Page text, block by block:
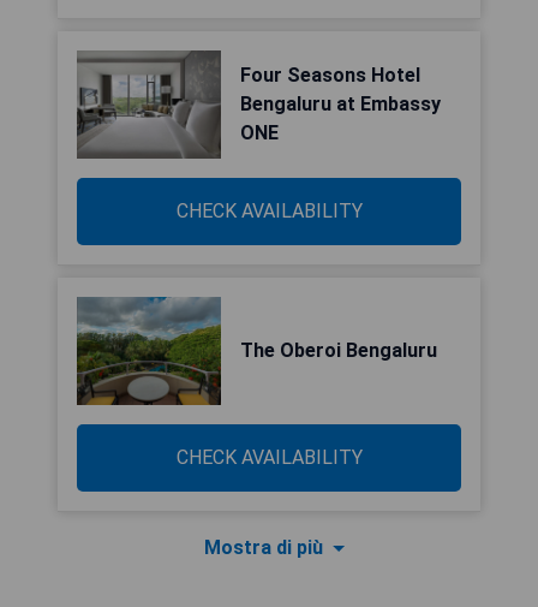
Four Seasons Hotel
Bengaluru at Embassy
ONE
CHECK AVAILABILITY
The Oberoi Bengaluru
CHECK AVAILABILITY
Mostra di più